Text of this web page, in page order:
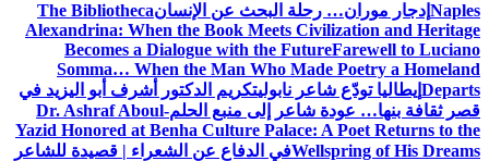
Naples إدجار موران… رحلة البحث عن الإنسانThe Bibliotheca
Alexandrina: When the Book Meets Civilization and Heritage
Becomes a Dialogue with the FutureFarewell to Luciano
Somma… When the Man Who Made Poetry a Homeland
Departs إيطاليا تودّع شاعر نابوليتكريم الدكتور أشرف أبو اليزيد في
قصر ثقافة بنها… عودة شاعر إلى منبع الحلمDr. Ashraf Aboul-
Yazid Honored at Benha Culture Palace: A Poet Returns to the
Wellspring of His Dreamsفي الدفاع عن الشعراء | قصيدة للشاعر